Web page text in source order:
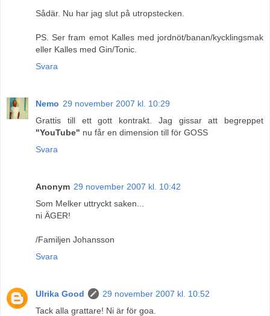
Sådär. Nu har jag slut på utropstecken.
PS. Ser fram emot Kalles med jordnöt/banan/kycklingsmak
eller Kalles med Gin/Tonic.
Svara
Nemo 29 november 2007 kl. 10:29
Grattis till ett gott kontrakt. Jag gissar att begreppet
"YouTube" nu får en dimension till för GOSS
Svara
Anonym 29 november 2007 kl. 10:42
Som Melker uttryckt saken...
ni ÄGER!
/Familjen Johansson
Svara
Ulrika Good
29 november 2007 kl. 10:52
Tack alla grattare! Ni är för goa.